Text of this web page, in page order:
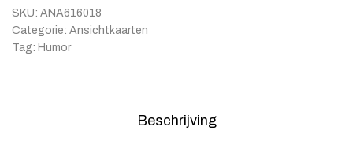
SKU: ANA616018
Categorie: Ansichtkaarten
Tag: Humor
Beschrijving